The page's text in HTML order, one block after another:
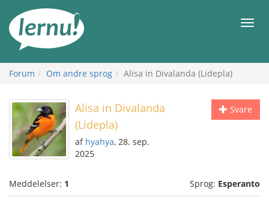
indholdet
Forum Om andre sprog Alisa in Divalanda (Lidepla)
Svare
Alisa in Divalanda
(Lidepla)
af hyahya, 28. sep.
2025
Meddelelser: 1 Sprog: Esperanto